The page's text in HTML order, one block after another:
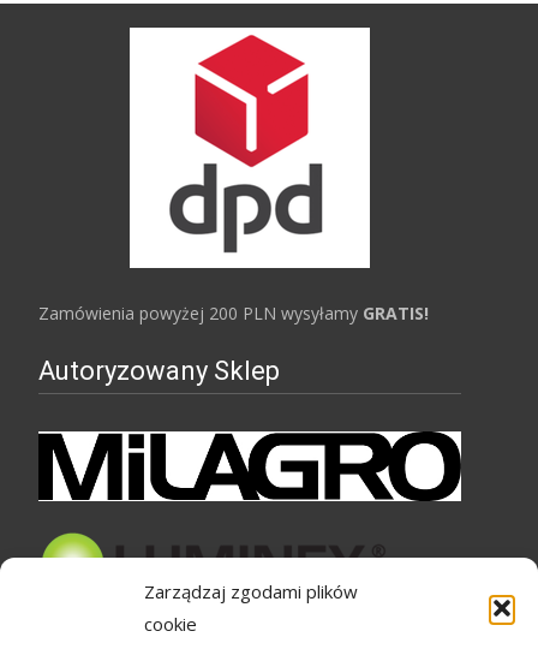
Zarządzaj zgodami plików
cookie
Zamówienia powyżej 200 PLN wysyłamy GRATIS!
Autoryzowany Sklep
Bezpieczne zakupy